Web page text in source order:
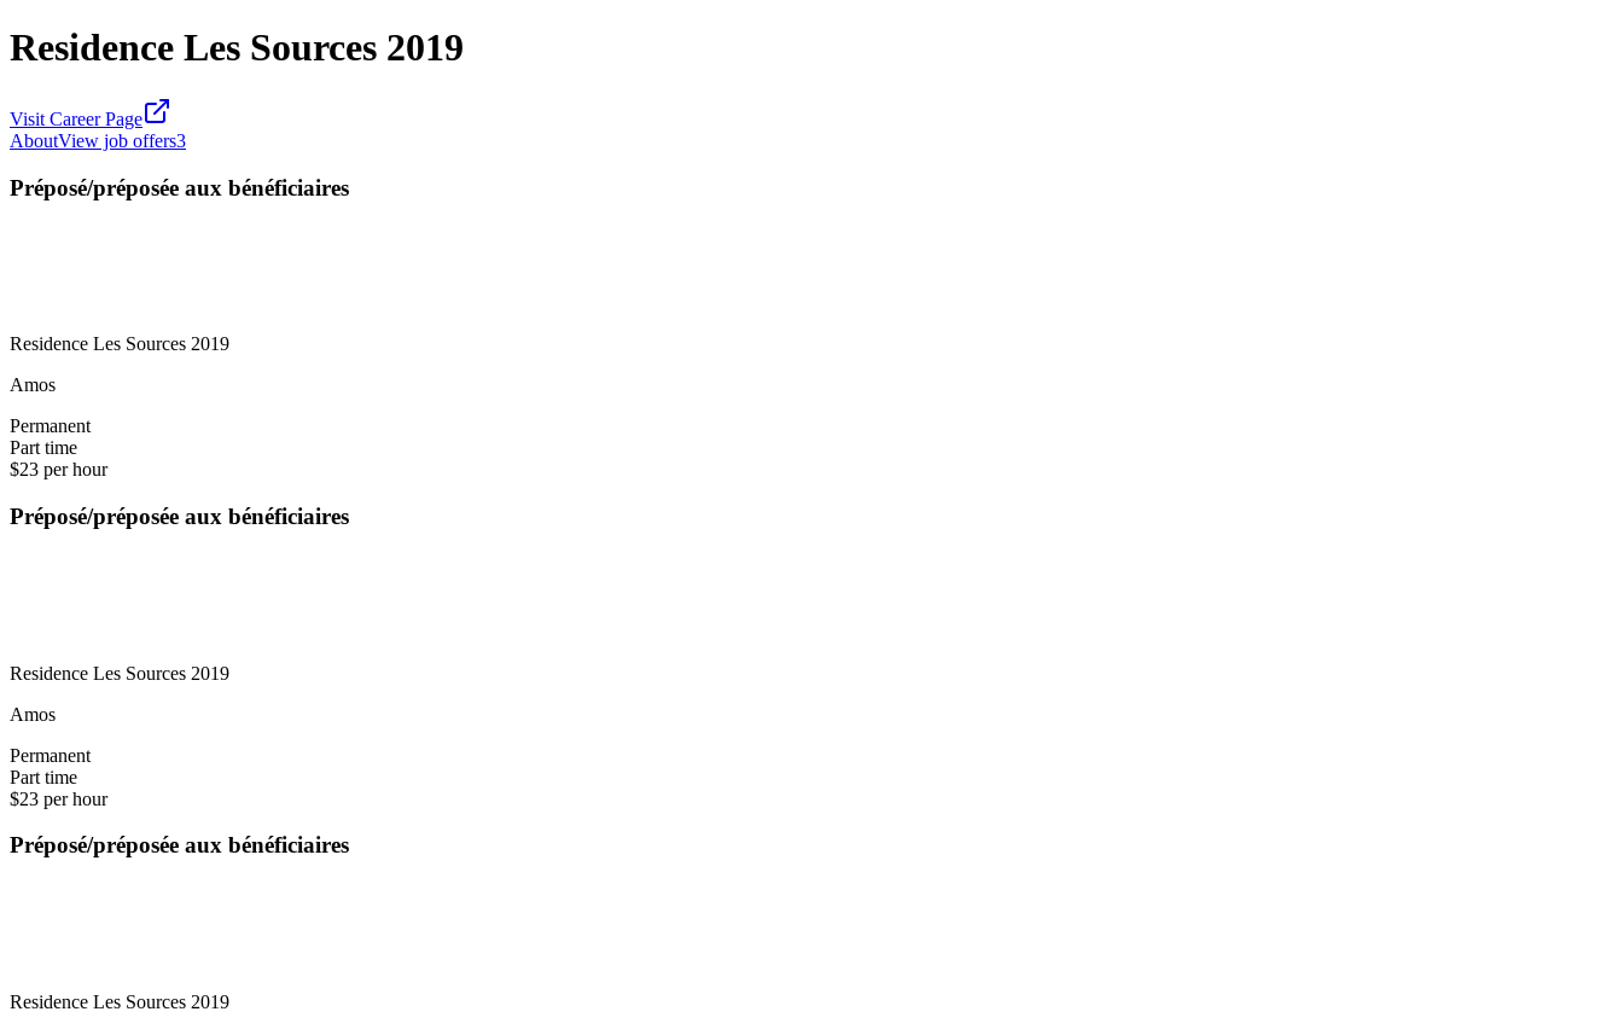
Residence Les Sources 2019
Visit Career Page
AboutView job offers3
Préposé/préposée aux bénéficiaires
Residence Les Sources 2019
Amos
Permanent
Part time
$23 per hour
Préposé/préposée aux bénéficiaires
Residence Les Sources 2019
Amos
Permanent
Part time
$23 per hour
Préposé/préposée aux bénéficiaires
Residence Les Sources 2019